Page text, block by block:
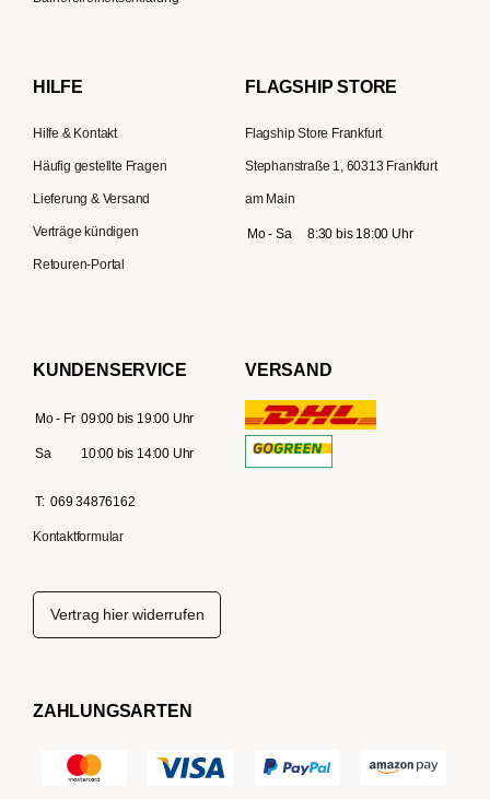
HILFE
Hilfe & Kontakt
Häufig gestellte Fragen
Lieferung & Versand
Verträge kündigen
Retouren-Portal
FLAGSHIP STORE
Flagship Store Frankfurt
Stephanstraße 1, 60313 Frankfurt
am Main
Mo - Sa 8:30 bis 18:00 Uhr
KUNDENSERVICE
Mo - Fr 09:00 bis 19:00 Uhr
Sa 10:00 bis 14:00 Uhr
T: 069 34876162
Kontaktformular
VERSAND
Vertrag hier widerrufen
ZAHLUNGSARTEN